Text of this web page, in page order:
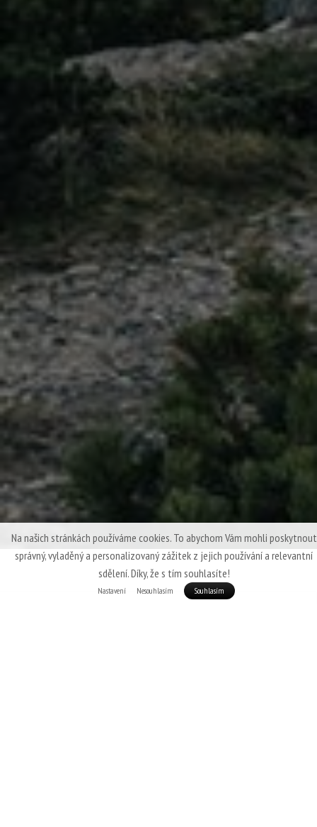
Na našich stránkách používáme cookies. To abychom Vám mohli poskytnout
správný, vyladěný a personalizovaný zážitek z jejich používání a relevantní
sdělení. Díky, že s tím souhlasíte!
Nastavení Nesouhlasím Souhlasím